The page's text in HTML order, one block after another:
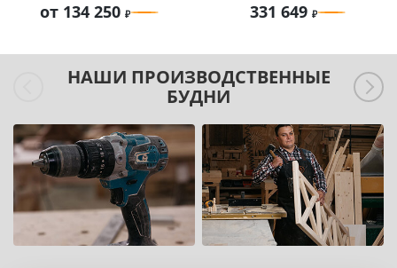
от 134 250 331 649
НАШИ ПРОИЗВОДСТВЕННЫЕ
БУДНИ